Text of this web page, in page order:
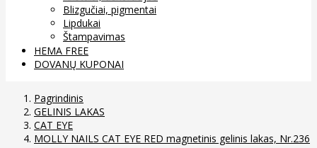
Blizgučiai, pigmentai
Lipdukai
Štampavimas
HEMA FREE
DOVANŲ KUPONAI
Pagrindinis
GELINIS LAKAS
CAT EYE
MOLLY NAILS CAT EYE RED magnetinis gelinis lakas, Nr.236